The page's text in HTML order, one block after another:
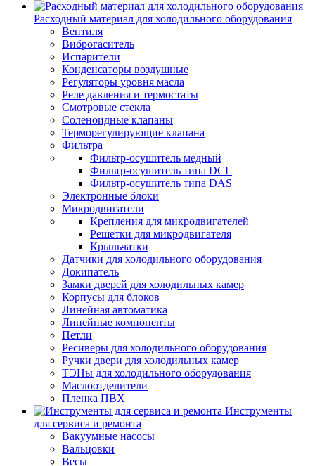
Расходный материал для холодильного оборудования
Вентиля
Виброгаситель
Испарители
Конденсаторы воздушные
Регуляторы уровня масла
Реле давления и термостаты
Смотровые стекла
Соленоидные клапаны
Терморегулирующие клапана
Фильтра
Фильтр-осушитель медный
Фильтр-осушитель типа DCL
Фильтр-осушитель типа DAS
Электронные блоки
Микродвигатели
Крепления для микродвигателей
Решетки для микродвигателя
Крыльчатки
Датчики для холодильного оборудования
Докипатель
Замки дверей для холодильных камер
Корпусы для блоков
Линейная автоматика
Линейные компоненты
Петли
Ресиверы для холодильного оборудования
Ручки двери для холодильных камер
ТЭНы для холодильного оборудования
Маслоотделители
Пленка ПВХ
Инструменты
для сервиса и ремонта
Вакуумные насосы
Вальцовки
Весы